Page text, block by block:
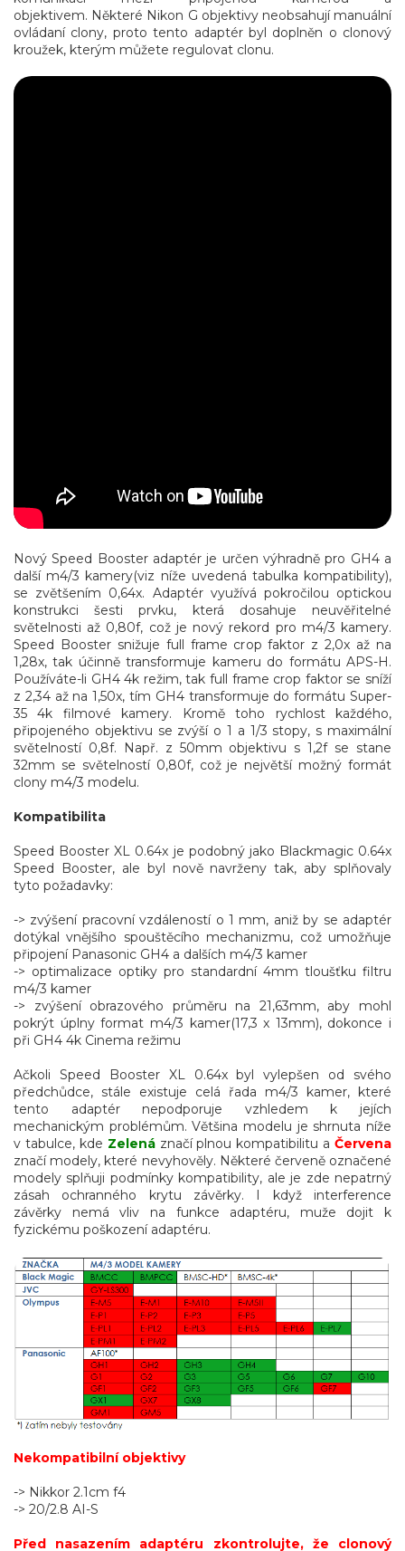
objektivem. Některé Nikon G objektivy neobsahují manuální
ovládaní clony, proto tento adaptér byl doplněn o clonový
kroužek, kterým můžete regulovat clonu.
Nový Speed Booster adaptér je určen výhradně pro GH4 a
další m4/3 kamery(viz níže uvedená tabulka kompatibility),
se zvětšením 0,64x. Adaptér využívá pokročilou optickou
konstrukci šesti prvku, která dosahuje neuvěřitelné
světelnosti až 0,80f, což je nový rekord pro m4/3 kamery.
Speed Booster snižuje full frame crop faktor z 2,0x až na
1,28x, tak účinně transformuje kameru do formátu APS-H.
Používáte-li GH4 4k režim, tak full frame crop faktor se sníží
z 2,34 až na 1,50x, tím GH4 transformuje do formátu Super-
35 4k filmové kamery. Kromě toho rychlost každého,
připojeného objektivu se zvýší o 1 a 1/3 stopy, s maximální
světelností 0,8f. Např. z 50mm objektivu s 1,2f se stane
32mm se světelností 0,80f, což je největší možný formát
clony m4/3 modelu.
Kompatibilita
Speed Booster XL 0.64x je podobný jako Blackmagic 0.64x
Speed Booster, ale byl nově navrženy tak, aby splňovaly
tyto požadavky:
-> zvýšení pracovní vzdáleností o 1 mm, aniž by se adaptér
dotýkal vnějšího spouštěcího mechanizmu, což umožňuje
připojení Panasonic GH4 a dalších m4/3 kamer
-> optimalizace optiky pro standardní 4mm tloušťku filtru
m4/3 kamer
-> zvýšení obrazového průměru na 21,63mm, aby mohl
pokrýt úplny format m4/3 kamer(17,3 x 13mm), dokonce i
při GH4 4k Cinema režimu
Ačkoli Speed Booster XL 0.64x byl vylepšen od svého
předchůdce, stále existuje celá řada m4/3 kamer, které
tento adaptér nepodporuje vzhledem k jejích
mechanickým problémům. Většina modelu je shrnuta níže
v tabulce, kde Zelenáznačí plnou kompatibilitu a Červena
značí modely, které nevyhověly. Některé červeně označené
modely splňuji podmínky kompatibility, ale je zde nepatrný
zásah ochranného krytu závěrky. I když interference
závěrky nemá vliv na funkce adaptéru, muže dojit k
fyzickému poškození adaptéru.
Nekompatibilní objektivy
-> Nikkor 2.1cm f4
-> 20/2.8 AI-S
Před nasazením adaptéru zkontrolujte, že clonový